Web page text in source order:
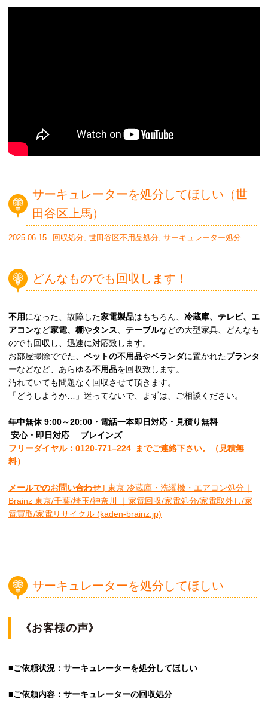
サーキュレーターを処分してほしい（世
田谷区上馬）
2025.06.15 回収処分, 世田谷区不用品処分, サーキュレーター処分
どんなものでも回収します！
不用になった、故障した家電製品はもちろん、 冷蔵庫、テレビ、エ
アコンなど家電、棚やタンス テーブルなどの大型家具、どんなも
のでも回収し、迅速に対応致します。
お部屋掃除ででた、 ペットの不用品やベランダに置かれたプランタ
ーなどなど、あらゆる不用品を回収致します。
汚れていても問題なく回収させて頂きます。
「どうしようか…」迷ってないで、まずは、ご相談ください。
年中無休 9:00～20:00・電話一本即日対応・見積り無料
安心・即日対応
ブレインズ
フリーダイヤル：0120-771–224 までご連絡下さい。
（見積無
料）
メールでのお問い合わせ | 東京 冷蔵庫・洗濯機・エアコン処分｜
Brainz 東京/千葉/埼玉/神奈川 ｜家電回収/家電処分/家電取外し/家
電買取/家電リサイクル (kaden-brainz.jp)
サーキュレーターを処分してほしい
《お客様の声》
■ご依頼状況：サーキュレーターを処分してほしい
■ご依頼内容：サーキュレーターの回収処分